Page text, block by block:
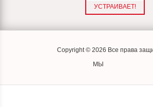
УСТРАИВАЕТ!
Copyright © 2026 Все права
МЫ